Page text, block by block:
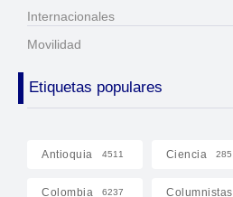
Internacionales
Movilidad
Etiquetas populares
Antioquia 4511 Ciencia 285
Colombia 6237 Columnistas